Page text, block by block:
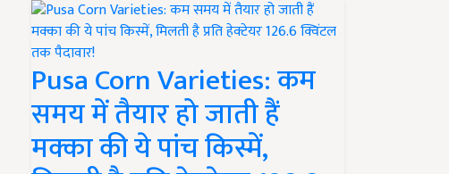
Pusa Corn Varieties: कम
समय में तैयार हो जाती हैं
मक्का की ये पांच किस्में,